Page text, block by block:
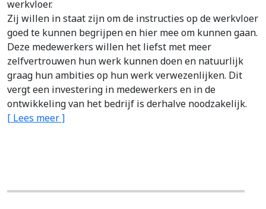
werkvloer.
Zij willen in staat zijn om de instructies op de werkvloer
goed te kunnen begrijpen en hier mee om kunnen gaan.
Deze medewerkers willen het liefst met meer
zelfvertrouwen hun werk kunnen doen en natuurlijk
graag hun ambities op hun werk verwezenlijken. Dit
vergt een investering in medewerkers en in de
ontwikkeling van het bedrijf is derhalve noodzakelijk.
[ Lees meer ]